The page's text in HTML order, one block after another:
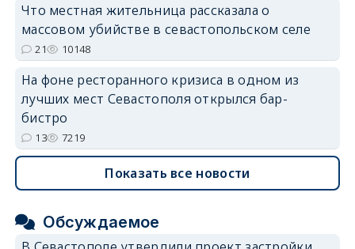
Что местная жительница рассказала о
массовом убийстве в севастопольском селе
21 10148
На фоне ресторанного кризиса в одном из
лучших мест Севастополя открылся бар-
бистро
13 7219
Показать все новости
Обсуждаемое